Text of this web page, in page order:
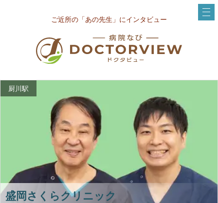
ご近所の「あの先生」にインタビュー
厨川駅
盛岡さくらクリニック